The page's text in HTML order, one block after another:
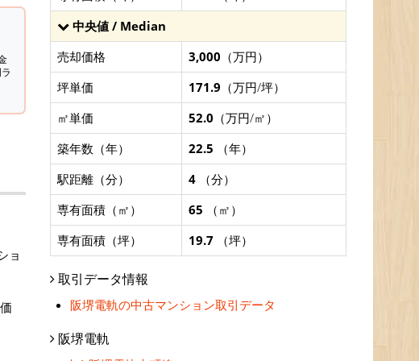
ョ
中央値 / Median
売却価格
3,000 （万円）
坪単価
171.9 （万円/坪）
㎡単価
52.0 （万円/㎡）
築年数（年）
22.5 （年）
駅距離（分）
4 （分）
専有面積（㎡）
65 （㎡）
専有面積（坪）
19.7 （坪）
取引データ情報
阪堺電軌の中古マンション取引データ
阪堺電軌